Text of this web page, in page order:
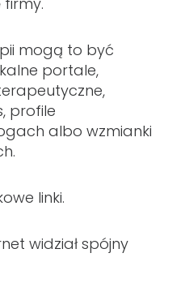
mogą to być
portale,
profile
albo wzmianki
linki.
widział spójny